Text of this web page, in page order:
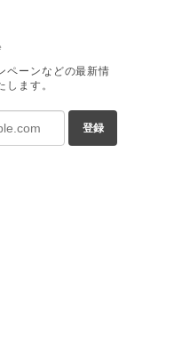
ペーンなどの最新情
します。
登録